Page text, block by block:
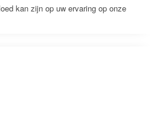
kan zijn op uw ervaring op onze